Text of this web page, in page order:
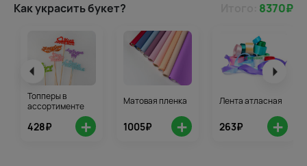
Как украсить букет? 8370₽
Топперы в
ассортименте
428₽ +
Матовая пленка
1005₽ +
Лента атласная
263₽ +